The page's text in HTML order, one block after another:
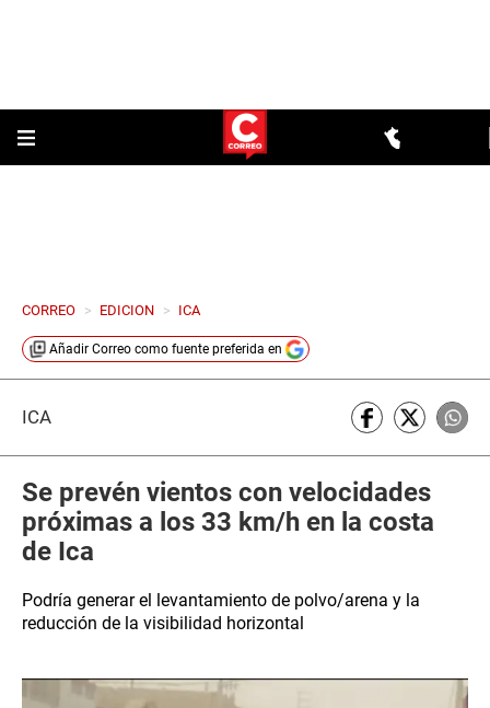
CORREO > EDICION > ICA
Añadir Correo como fuente preferida en
ICA
Se prevén vientos con velocidades
próximas a los 33 km/h en la costa
de Ica
Podría generar el levantamiento de polvo/arena y la
reducción de la visibilidad horizontal